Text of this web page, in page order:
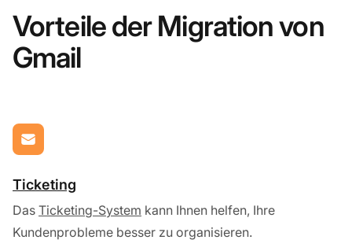
Vorteile der Migration von
Gmail
Ticketing
Das Ticketing-System kann Ihnen helfen, Ihre
Kundenprobleme besser zu organisieren.